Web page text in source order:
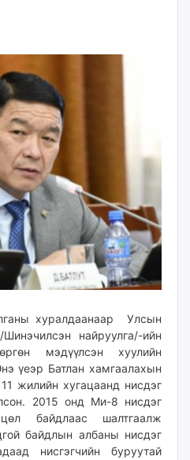
хуралдаанаар Улсын
найруулга/-ийн
мэдүүлсэн хуулийн
үеэр Батлан хамгаалахын
жилийн хугацаанд нисдэг
2015 онд Ми-8 нисдэг
байдлаас шалтгаалж
байдлын албаны нисдэг
нисгэгчийн буруутай